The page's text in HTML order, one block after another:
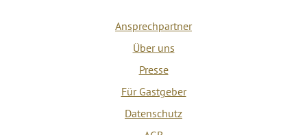
Ansprechpartner
Über uns
Presse
Für Gastgeber
Datenschutz